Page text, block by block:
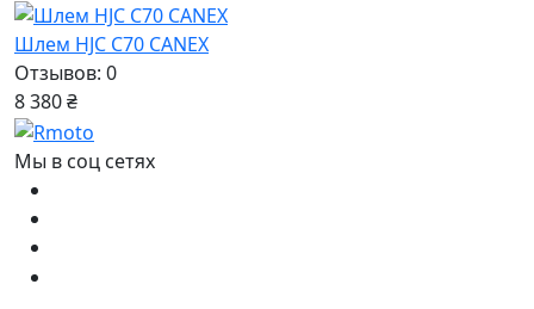
Шлем HJC C70 CANEX
Отзывов: 0
8 380 ₴
Мы в соц сетях